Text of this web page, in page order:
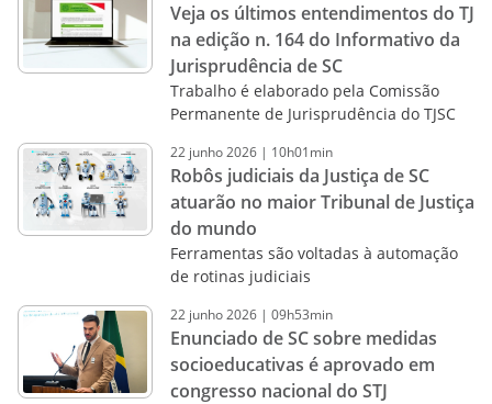
Veja os últimos entendimentos do TJ
na edição n. 164 do Informativo da
Jurisprudência de SC
Trabalho é elaborado pela Comissão
Permanente de Jurisprudência do TJSC
22 junho2026 | 10h01min
Robôs judiciais da Justiça de SC
atuarão no maior Tribunal de Justiça
do mundo
Ferramentas são voltadas à automação
de rotinas judiciais
22 junho2026 | 09h53min
Enunciado de SC sobre medidas
socioeducativas é aprovado em
congresso nacional do STJ